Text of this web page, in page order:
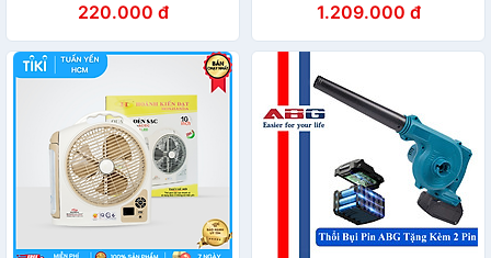
100 Chế Độ Gió - Hàng
Chính Hãng
220.000 đ 1.209.000 đ